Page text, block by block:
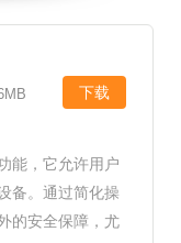
下载
能，它允许用户
备。通过简化操
的安全保障，尤